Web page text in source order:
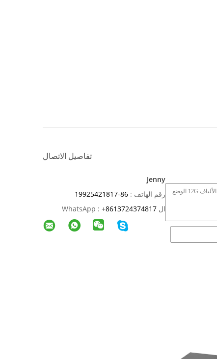
تفاصيل الاتصال
Jenny
رقم الهاتف : 86-19925421817
ال WhatsApp :
+8613724374817